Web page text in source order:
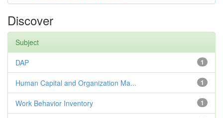
Discover
Subject
1
DAP
1
Human Capital and Organization Ma...
1
Work Behavior Inventory